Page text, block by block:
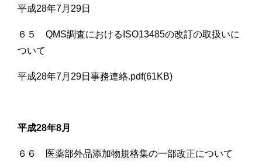
平成28年7月29日
６５ QMS調査におけるISO13485の改訂の取扱いに
ついて
平成28年7月29日事務連絡.pdf(61KB)
平成28年8月
６６ 医薬部外品添加物規格集の一部改正について